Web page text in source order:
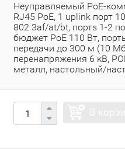
Неуправляемый PoE-
RJ45 PoE, 1 uplink порт
802.3af/at/bt, портs 1-2
бюджет PoE 110 Вт,
передачи до 300 м (10
перенапряжения 6 кВ,
металл, настольный/